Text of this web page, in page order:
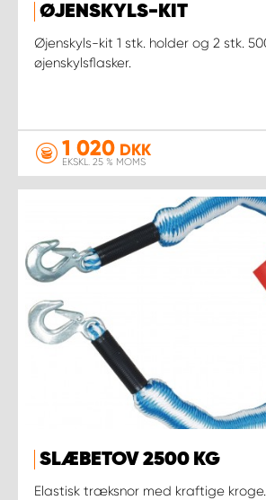
ØJENSKYLS-KIT
Øjenskyls-kit 1 stk. holder og 2 stk.
øjenskylsflasker.
1 020 DKK
EKSKL. 25 % MOMS
SLÆBETOV 2500 KG
Elastisk træksnor med kraftige kroge.